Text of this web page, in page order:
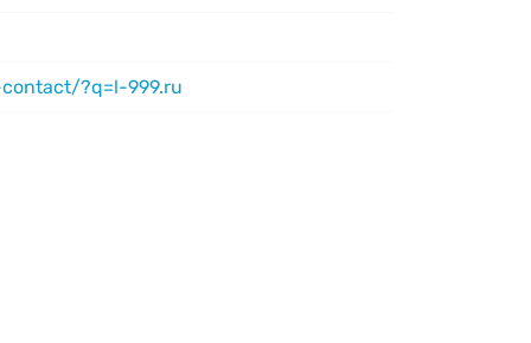
?q=l-999.ru